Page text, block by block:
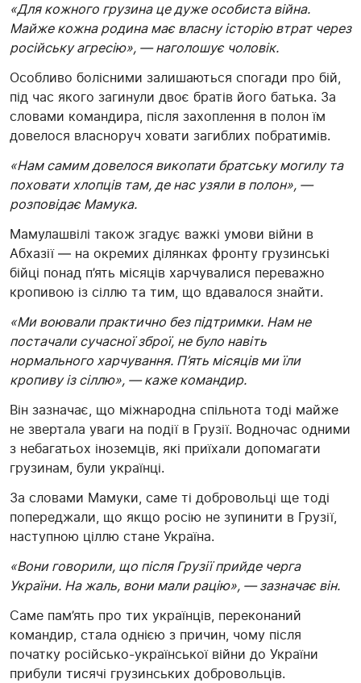
«Для кожного грузина це дуже особиста війна.
Майже кожна родина має власну історію втрат через
російську агресію», — наголошує чоловік.
Особливо болісними залишаються спогади про бій,
під час якого загинули двоє братів його батька. За
словами командира, після захоплення в полон їм
довелося власноруч ховати загиблих побратимів.
«Нам самим довелося викопати братську могилу та
поховати хлопців там, де нас узяли в полон», —
розповідає Мамука.
Мамулашвілі також згадує важкі умови війни в
Абхазії — на окремих ділянках фронту грузинські
бійці понад п’ять місяців харчувалися переважно
кропивою із сіллю та тим, що вдавалося знайти.
«Ми воювали практично без підтримки. Нам не
постачали сучасної зброї, не було навіть
нормального харчування. П’ять місяців ми їли
кропиву із сіллю», — каже командир.
Він зазначає, що міжнародна спільнота тоді майже
не звертала уваги на події в Грузії. Водночас одними
з небагатьох іноземців, які приїхали допомагати
грузинам, були українці.
За словами Мамуки, саме ті добровольці ще тоді
попереджали, що якщо росію не зупинити в Грузії,
наступною ціллю стане Україна.
«Вони говорили, що після Грузії прийде черга
України. На жаль, вони мали рацію», — зазначає він.
Саме пам’ять про тих українців, переконаний
командир, стала однією з причин, чому після
початку російсько-української війни до України
прибули тисячі грузинських добровольців.